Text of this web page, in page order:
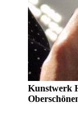
Kunstwerk